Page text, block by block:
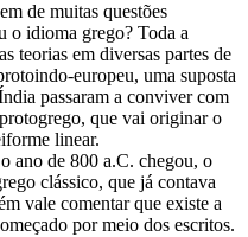
de muitas questões
o idioma grego? Toda a
teorias em diversas partes de
europeu, uma suposta
passaram a conviver com
que vai originar o
linear.
ano de 800 a.C. chegou, o
clássico, que já contava
vale comentar que existe a
por meio dos escritos.